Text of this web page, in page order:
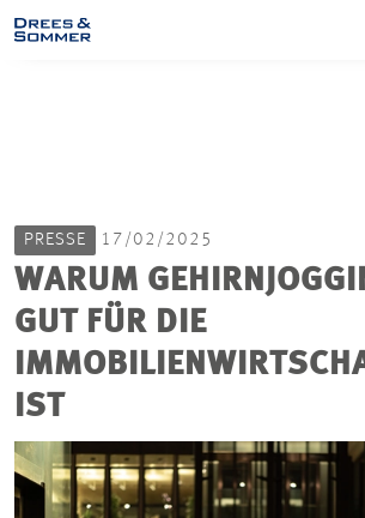
PROJEKTE
PRESSE 17/02/2025
WARUM
GUT FÜR DIE
IST